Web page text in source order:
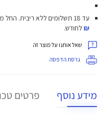
עד 18 תשלומים ללא ריבית. החל
₪לחודש.
שאל אותנו על מוצר זה
גרסת הדפסה
מידע נוסף פרטים